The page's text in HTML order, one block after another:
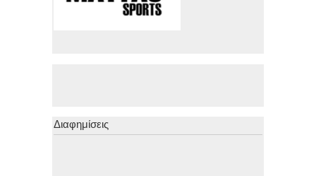
Διαφημίσεις